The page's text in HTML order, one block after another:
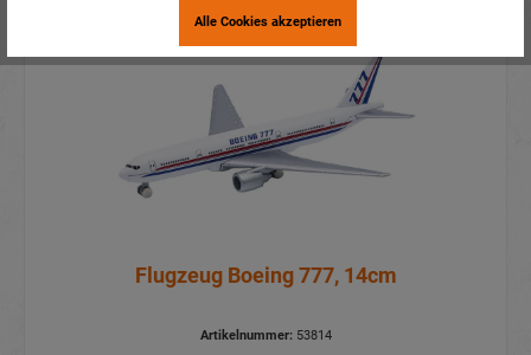
Flugzeug Boeing 777, 14cm
Artikelnummer:53814
Alle Cookies akzeptieren